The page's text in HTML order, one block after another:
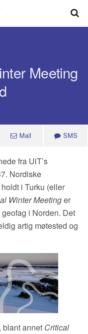
Meeting
Mail SMS
fra UiT’s
Nordiske
i Turku (eller
Winter Meetinger
i Norden. Det
artig møtested og
blant annet Critical